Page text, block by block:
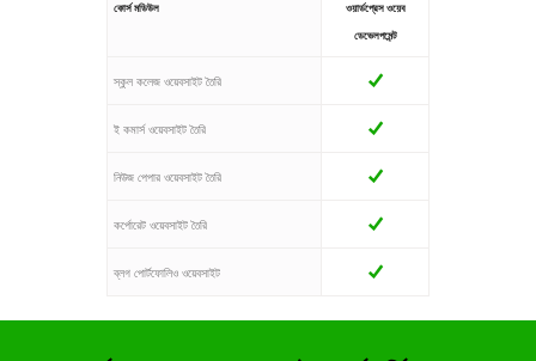
কোর্স মডিউল ওয়ার্ডপ্রেস ওয়েব
ডেভেলপমেন্ট
স্কুল কলেজ ওয়েবসাইট তৈরি
ই কমার্স ওয়েবসাইট তৈরি
নিউজ পেপার ওয়েবসাইট তৈরি
কর্পোরেট ওয়েবসাইট তৈরি
ব্লগ পোর্টফোলিও ওয়েবসাইট